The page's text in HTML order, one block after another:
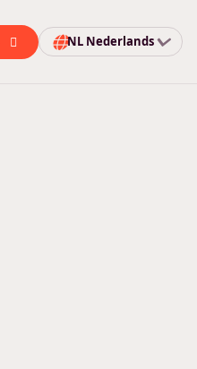
NL Nederlands